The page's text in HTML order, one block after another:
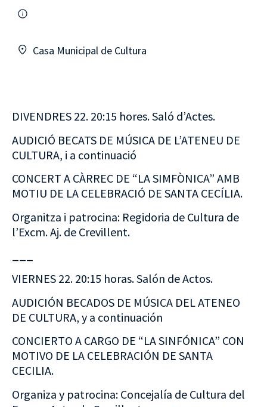
Casa Municipal de Cultura
DIVENDRES 22. 20:15 hores. Saló d’Actes.
AUDICIÓ BECATS DE MÚSICA DE L’ATENEU DE
CULTURA, i a continuació
CONCERT A CÀRREC DE “LA SIMFÒNICA” AMB
MOTIU DE LA CELEBRACIÓ DE SANTA CECÍLIA.
Organitza i patrocina: Regidoria de Cultura de
l’Excm. Aj. de Crevillent.
VIERNES 22. 20:15 horas. Salón de Actos.
AUDICIÓN BECADOS DE MÚSICA DEL ATENEO
DE CULTURA, y a continuación
CONCIERTO A CARGO DE “LA SINFÓNICA” CON
MOTIVO DE LA CELEBRACIÓN DE SANTA
CECILIA.
Organiza y patrocina: Concejalía de Cultura del